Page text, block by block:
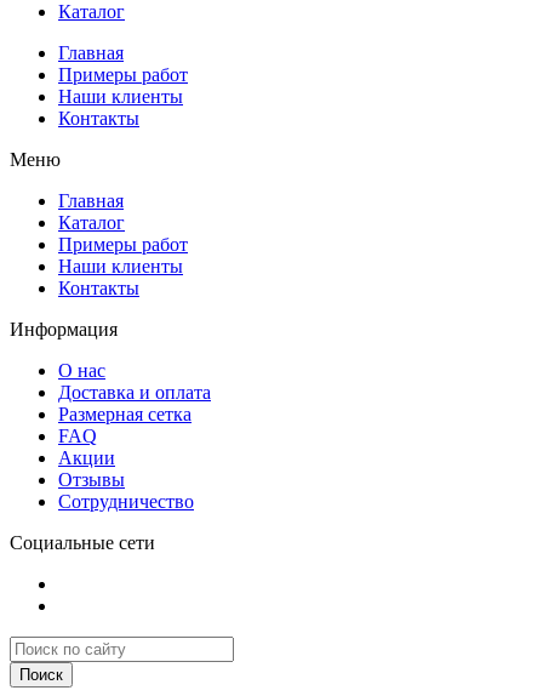
Каталог
Главная
Примеры работ
Наши клиенты
Контакты
Меню
Главная
Каталог
Примеры работ
Наши клиенты
Контакты
Информация
О нас
Доставка и оплата
Размерная сетка
FAQ
Акции
Отзывы
Сотрудничество
Социальные сети
Поиск